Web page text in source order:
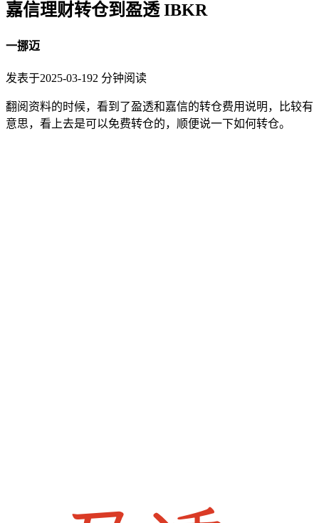
嘉信理财转仓到盈透 IBKR
一挪迈
发表于2025-03-192 分钟阅读
翻阅资料的时候，看到了盈透和嘉信的转仓费用说明，比较有
意思，看上去是可以免费转仓的，顺便说一下如何转仓。